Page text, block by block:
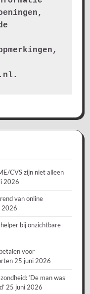
CVS zijn niet alleen
2026
van online
2026
bij onzichtbare
voor
25 juni 2026
‘De man was
25 juni 2026